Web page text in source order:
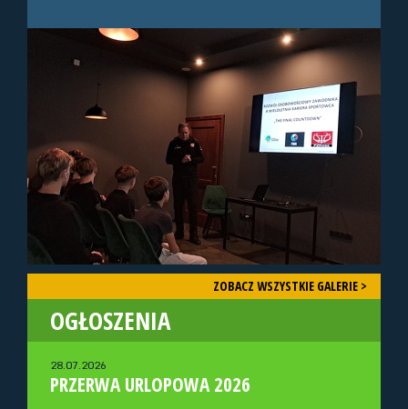
ZOBACZ WSZYSTKIE GALERIE >
OGŁOSZENIA
28.07.2026
PRZERWA URLOPOWA 2026